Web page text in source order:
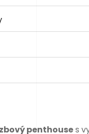
penthouses